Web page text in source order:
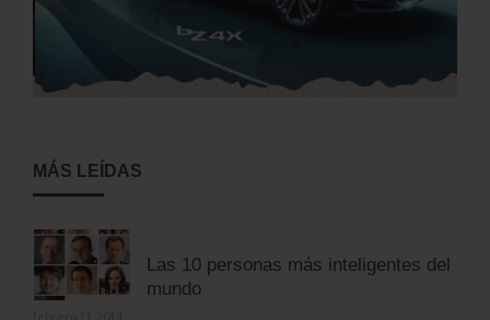
MÁS LEÍDAS
Las 10 personas más inteligentes del
mundo